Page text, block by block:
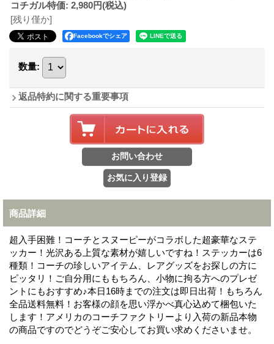
コチガル特価: 2,980円(税込)
[残り僅か]
Facebookでシェア
数量:
返品特約に関する重要事項
商品詳細
超入手困難！コーチとスヌーピーがコラボした超豪華なステ
ッカー！光沢ある上質な素材が嬉しいですね！ステッカーは6
種類！コーチの珍しいアイテム、レアグッズをお探しの方に
ピッタリ！ご自分用にももちろん、小物に拘る方へのプレゼ
ントにもおすすめ♪本日16時までの注文は即日出荷！もちろん
全品送料無料！お客様の顔を思い浮かべ真心込めて梱包いた
します！アメリカのコーチファクトリーより入荷の新品本物
の商品ですのでどうぞご安心してお買い求めくださいませ。